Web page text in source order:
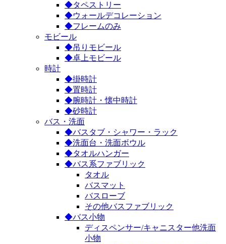
◆タペストリー
◆ウォールデコレーション
◆フレームのみ
モビール
◆吊りモビール
◆卓上モビール
時計
◆掛時計
◆置時計
◆腕時計・懐中時計
◆砂時計
バス・洗面
◆バスタブ・シャワー・ラック
◆洗面台・洗面ボウル
◆タオルハンガー
◆バス系ファブリック
タオル
バスマット
バスローブ
その他バスファブリック
◆バス小物
ディスペンサー/キャニスター他洗面
小物